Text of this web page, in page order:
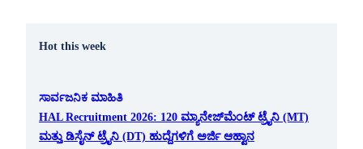
Hot this week
ಸಾರ್ವಜನಿಕ ಮಾಹಿತಿ
HAL Recruitment 2026: 120 ಮ್ಯಾನೇಜ್‌ಮೆಂಟ್ ಟ್ರೈನಿ (MT)
ಮತ್ತು ಡಿಸೈನ್ ಟ್ರೈನಿ (DT) ಹುದ್ದೆಗಳಿಗೆ ಅರ್ಜಿ ಆಹ್ವಾನ